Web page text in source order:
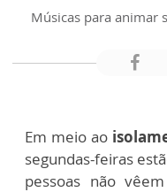
Músicas para animar
Em meio ao
segundas-feiras
pessoas não